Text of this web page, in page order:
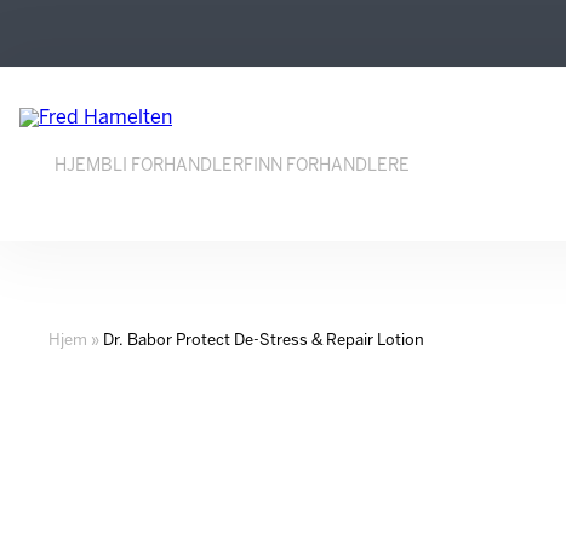
HJEM BLI FORHANDLERFINN FORHANDLERE
Hjem » Dr. Babor Protect De-Stress & Repair Lotion